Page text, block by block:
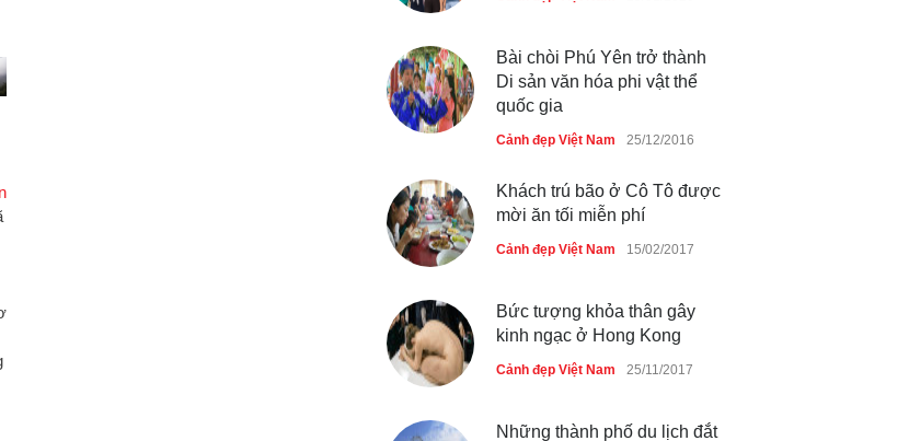
Bài chòi Phú Yên trở thành
Di sản văn hóa phi vật thể
quốc gia
Cảnh đẹp Việt Nam 25/12/2016
Khách trú bão ở Cô Tô được
mời ăn tối miễn phí
Cảnh đẹp Việt Nam 15/02/2017
Bức tượng khỏa thân gây
kinh ngạc ở Hong Kong
Cảnh đẹp Việt Nam 25/11/2017
Những thành phố du lịch đắt